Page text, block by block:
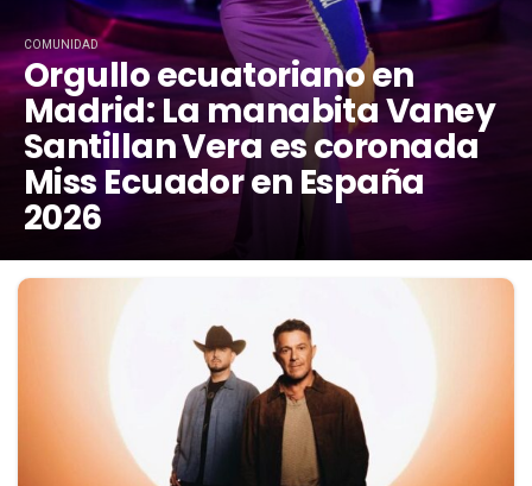
COMUNIDAD
Orgullo ecuatoriano en
Madrid: La manabita Vaney
Santillan Vera es coronada
Miss Ecuador en España
2026